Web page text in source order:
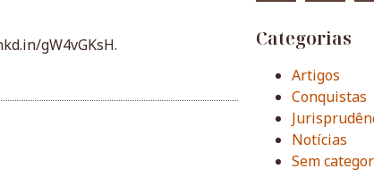
gW4vGKsH.
Categorias
Artigos
Conquistas
Notícias
Sem